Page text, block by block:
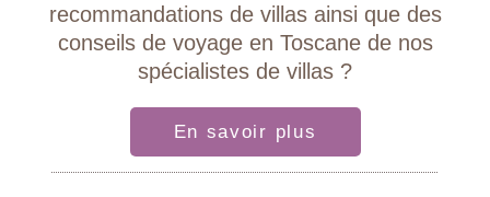
recommandations de villas ainsi que des
conseils de voyage en Toscane de nos
spécialistes de villas ?
En savoir plus